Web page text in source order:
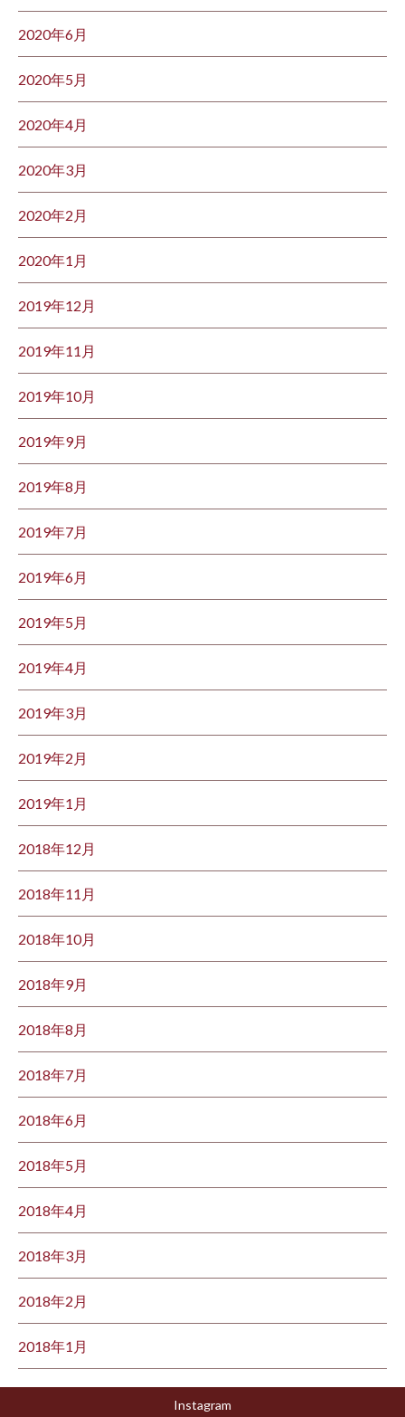
2020年6月
2020年5月
2020年4月
2020年3月
2020年2月
2020年1月
2019年12月
2019年11月
2019年10月
2019年9月
2019年8月
2019年7月
2019年6月
2019年5月
2019年4月
2019年3月
2019年2月
2019年1月
2018年12月
2018年11月
2018年10月
2018年9月
2018年8月
2018年7月
2018年6月
2018年5月
2018年4月
2018年3月
2018年2月
2018年1月
Instagram